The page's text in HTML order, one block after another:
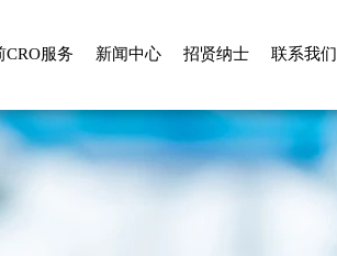
CRO服务 新闻中心 招贤纳士 联系我们